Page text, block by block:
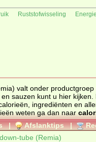
Ruststofwisseling
valt onder productgroep
sauzen kunt u hier
weten ga dan naar
| Afslanktips |
tube (Remia)